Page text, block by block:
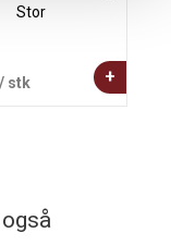
Stor
/ stk +